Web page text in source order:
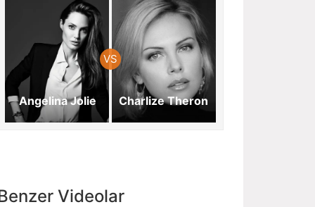
Angelina Jolie Charlize Theron
Videolar